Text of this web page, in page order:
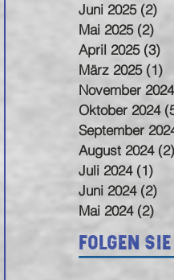
Juni 2025 (2)
Mai 2025 (2)
April 2025 (3)
März 2025 (1)
November 2024
Oktober 2024
September
August 2024 (2)
Juli 2024 (1)
Juni 2024 (2)
Mai 2024 (2)
Folgen